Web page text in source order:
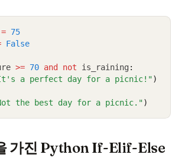
= 75
False
>= 70 and not is_raining :
a perfect day for a picnic!")
the best day for a picnic.")
가진 Python If-Elif-Else